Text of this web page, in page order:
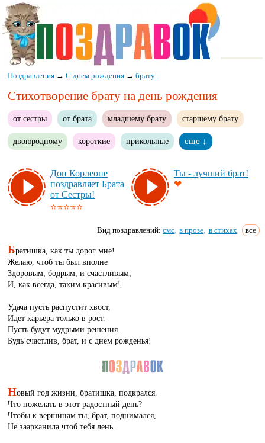
Поздравления →С днем рождения →брату
Стихотворение брату на день рождения
от сестры от брата младшему брату старшему брату
двоюродному короткие прикольные еще ↓
Дон Кор­ле­оне
поз­драв­ля­ет Бра­та
от Сес­тры!
⭐⭐⭐⭐⭐
Ты - луч­ший брат!
❤
Вид поздравлений:смс в прозе в стихах все
Братишка, как ты дорог мне!
Желаю, чтоб ты был вполне
Здоровым, бодрым, и счастливым,
И, как всегда, таким красивым!
Удача пусть распустит хвост,
Идет карьера только в рост.
Пусть будут мудрыми решения.
Будь счастлив, брат, и с днем рожденья!
Новый год жизни, братишка, подкрался.
Что пожелать в этот радостный день?
Чтобы к вершинам ты, брат, поднимался,
Не заарканила чтоб тебя лень.